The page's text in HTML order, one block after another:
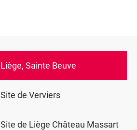
Liège, Sainte Beuve
Site de Verviers
Site de Liège Château Massart